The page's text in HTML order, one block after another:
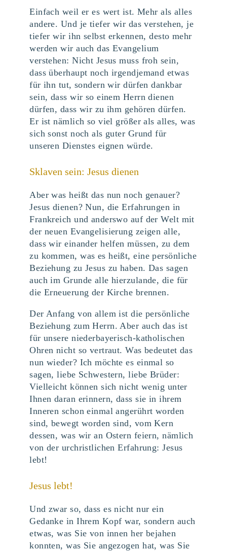
Einfach weil er es wert ist. Mehr als alles
andere. Und je tiefer wir das verstehen, je
tiefer wir ihn selbst erkennen, desto mehr
werden wir auch das Evangelium
verstehen: Nicht Jesus muss froh sein,
dass überhaupt noch irgendjemand etwas
für ihn tut, sondern wir dürfen dankbar
sein, dass wir so einem Herrn dienen
dürfen, dass wir zu ihm gehören dürfen.
Er ist nämlich so viel größer als alles, was
sich sonst noch als guter Grund für
unseren Dienstes eignen würde.
Sklaven sein: Jesus dienen
Aber was heißt das nun noch genauer?
Jesus dienen? Nun, die Erfahrungen in
Frankreich und anderswo auf der Welt mit
der neuen Evangelisierung zeigen alle,
dass wir einander helfen müssen, zu dem
zu kommen, was es heißt, eine persönliche
Beziehung zu Jesus zu haben. Das sagen
auch im Grunde alle hierzulande, die für
die Erneuerung der Kirche brennen.
Der Anfang von allem ist die persönliche
Beziehung zum Herrn. Aber auch das ist
für unsere niederbayerisch-katholischen
Ohren nicht so vertraut. Was bedeutet das
nun wieder? Ich möchte es einmal so
sagen, liebe Schwestern, liebe Brüder:
Vielleicht können sich nicht wenig unter
Ihnen daran erinnern, dass sie in ihrem
Inneren schon einmal angerührt worden
sind, bewegt worden sind, vom Kern
dessen, was wir an Ostern feiern, nämlich
von der urchristlichen Erfahrung: Jesus
lebt!
Jesus lebt!
Und zwar so, dass es nicht nur ein
Gedanke in Ihrem Kopf war, sondern auch
etwas, was Sie von innen her bejahen
konnten, was Sie angezogen hat, was Sie